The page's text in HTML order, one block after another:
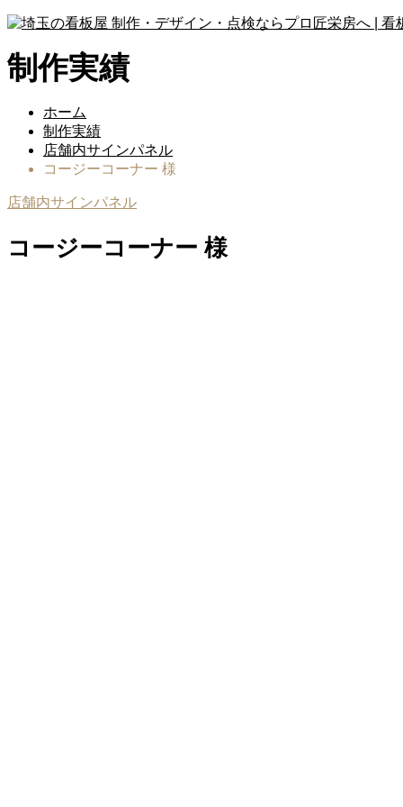
制作実績
ホーム
制作実績
店舗内サインパネル
コージーコーナー 様
店舗内サインパネル
コージーコーナー 様